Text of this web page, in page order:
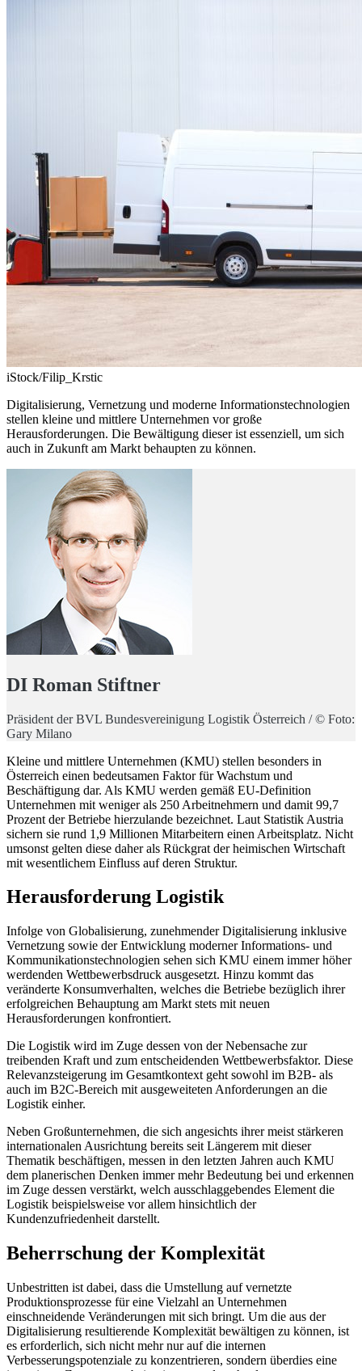
iStock/Filip_Krstic
Digitalisierung, Vernetzung und moderne Informationstechnologien
stellen kleine und mittlere Unternehmen vor große
Herausforderungen. Die Bewältigung dieser ist essenziell, um sich
auch in Zukunft am Markt behaupten zu können.
DI Roman Stiftner
Präsident der BVL Bundesvereinigung Logistik Österreich / © Foto:
Gary Milano
Kleine und mittlere Unternehmen (KMU) stellen besonders in
Österreich einen bedeutsamen Faktor für Wachstum und
Beschäftigung dar. Als KMU werden gemäß EU-Definition
Unternehmen mit weniger als 250 Arbeitnehmern und damit 99,7
Prozent der Betriebe hierzulande bezeichnet. Laut Statistik Austria
sichern sie rund 1,9 Millionen Mitarbeitern einen Arbeitsplatz. Nicht
umsonst gelten diese daher als Rückgrat der heimischen Wirtschaft
mit wesentlichem Einfluss auf deren Struktur.
Herausforderung Logistik
Infolge von Globalisierung, zunehmender Digitalisierung inklusive
Vernetzung sowie der Entwicklung moderner Informations- und
Kommunikationstechnologien sehen sich KMU einem immer höher
werdenden Wettbewerbsdruck ausgesetzt. Hinzu kommt das
veränderte Konsumverhalten, welches die Betriebe bezüglich ihrer
erfolgreichen Behauptung am Markt stets mit neuen
Herausforderungen konfrontiert.
Die Logistik wird im Zuge dessen von der Nebensache zur
treibenden Kraft und zum entscheidenden Wettbewerbsfaktor. Diese
Relevanzsteigerung im Gesamtkontext geht sowohl im B2B- als
auch im B2C-Bereich mit ausgeweiteten Anforderungen an die
Logistik einher.
Neben Großunternehmen, die sich angesichts ihrer meist stärkeren
internationalen Ausrichtung bereits seit Längerem mit dieser
Thematik beschäftigen, messen in den letzten Jahren auch KMU
dem planerischen Denken immer mehr Bedeutung bei und erkennen
im Zuge dessen verstärkt, welch ausschlaggebendes Element die
Logistik beispielsweise vor allem hinsichtlich der
Kundenzufriedenheit darstellt.
Beherrschung der Komplexität
Unbestritten ist dabei, dass die Umstellung auf vernetzte
Produktionsprozesse für eine Vielzahl an Unternehmen
einschneidende Veränderungen mit sich bringt. Um die aus der
Digitalisierung resultierende Komplexität bewältigen zu können, ist
es erforderlich, sich nicht mehr nur auf die internen
Verbesserungspotenziale zu konzentrieren, sondern überdies eine